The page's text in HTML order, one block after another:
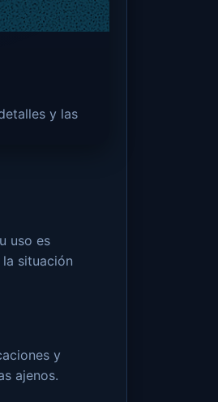
y las
uso es
situación
y
ajenos.